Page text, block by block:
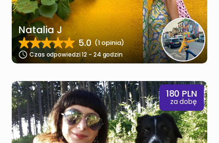
Natalia J
5.0 (1 opinia)
Czas odpowiedzi 12 - 24 godzin
180 PLN
za dobę